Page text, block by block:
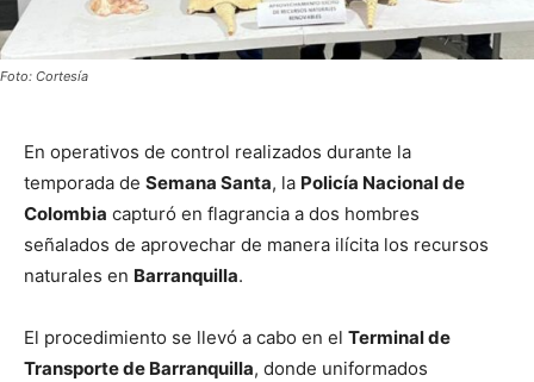
Foto: Cortesía
En operativos de control realizados durante la
temporada de Semana Santa, la Policía Nacional de
Colombia capturó en flagrancia a dos hombres
señalados de aprovechar de manera ilícita los recursos
naturales en Barranquilla.
El procedimiento se llevó a cabo en el Terminal de
Transporte de Barranquilla, donde uniformados